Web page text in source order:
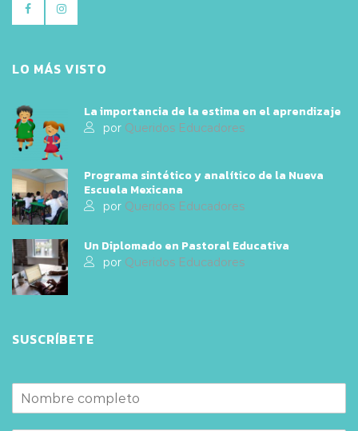
LO MÁS VISTO
La importancia de la estima en el aprendizaje
por Queridos Educadores
Programa sintético y analítico de la Nueva
Escuela Mexicana
por Queridos Educadores
Un Diplomado en Pastoral Educativa
por Queridos Educadores
SUSCRÍBETE